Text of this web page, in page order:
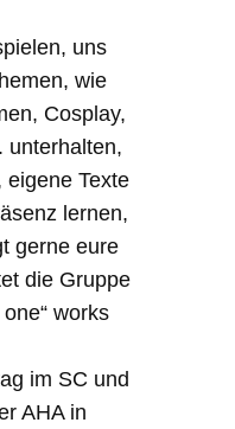
uns
wie
Cosplay,
unterhalten,
eigene Texte
lernen,
gerne eure
die Gruppe
works
im SC und
AHA in